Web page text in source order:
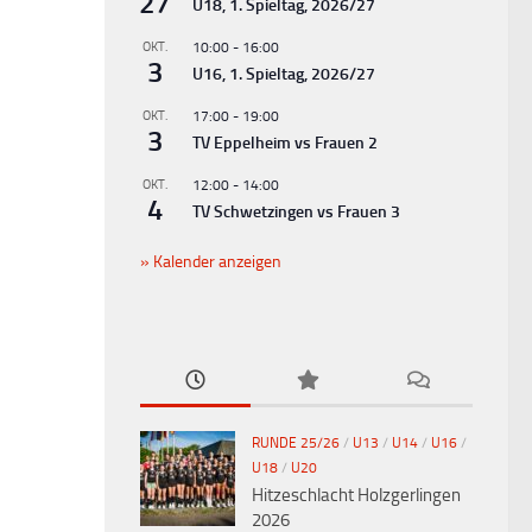
U18, 1. Spieltag, 2026/27
OKT.
3
10:00 - 16:00
U16, 1. Spieltag, 2026/27
OKT.
3
17:00 - 19:00
TV Eppelheim vs Frauen 2
OKT.
4
12:00 - 14:00
TV Schwetzingen vs Frauen 3
Kalender anzeigen
RUNDE 25/26 / U13 / U14 / U16 /
U18 / U20
Hitzeschlacht Holzgerlingen
2026